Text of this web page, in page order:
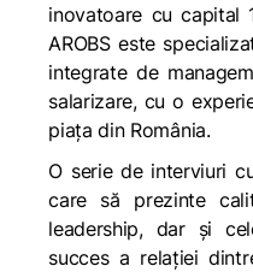
inovatoare cu capital
AROBS este
integrate de
salarizare, cu o
piața din România.
O serie de interviuri
care să prezinte
leadership, dar și
succes a relației